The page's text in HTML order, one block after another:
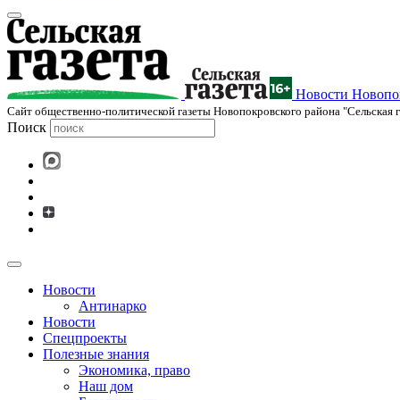
Новости
Cайт общественно-политической газеты Новопокровского района "Сельская
Поиск
Новости
Антинарко
Новости
Спецпроекты
Полезные знания
Экономика, право
Наш дом